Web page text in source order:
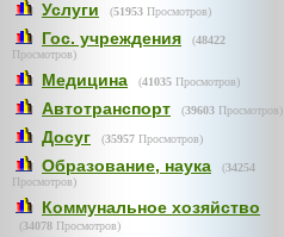
Услуги (51953 Просмотров)
Гос. учреждения (48422
Просмотров)
Медицина (41035 Просмотров)
Автотранспорт (39603 Просмотров)
Досуг (35957 Просмотров)
Образование, наука (34254
Просмотров)
Коммунальное хозяйство
(34078 Просмотров)